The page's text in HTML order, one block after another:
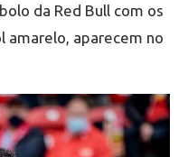
da Red Bull com os
amarelo, aparecem no